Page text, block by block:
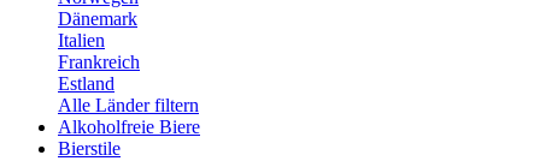
Dänemark
Italien
Frankreich
Estland
Alle Länder filtern
Alkoholfreie Biere
Bierstile